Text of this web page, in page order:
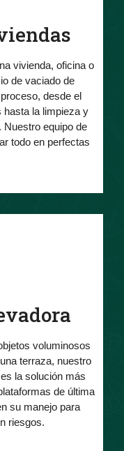
vivienda, oficina o
de vaciado de
desde el
hasta la limpieza y
equipo de
todo en perfectas
voluminosos
terraza, nuestro
la solución más
de última
su manejo para
riesgos.